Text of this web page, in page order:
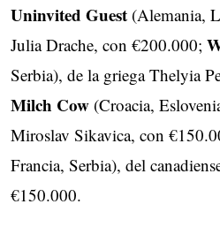
Uninvited Guest (Alemania,
Julia Drache, con €200.000;
Serbia), de la griega Thelyia
Milch Cow (Croacia,
Miroslav Sikavica, con
Francia, Serbia), del
€150.000.